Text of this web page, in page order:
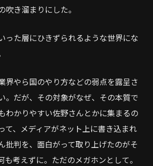
吹き溜まりにした。
った層にひきずられるような世界にな
界やら国のやり方などの弱点を露呈さ
。だが、その対象がなぜ、その本質で
わかりやすい佐野さんとかに集まるの
て、メディアがネット上に書き込まれ
批判を、面白がって取り上げたのがそ
も考えずに。ただのメガホンとして。